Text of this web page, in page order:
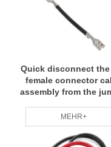
Quick disconnect the
female connector
assembly from the
MEHR+